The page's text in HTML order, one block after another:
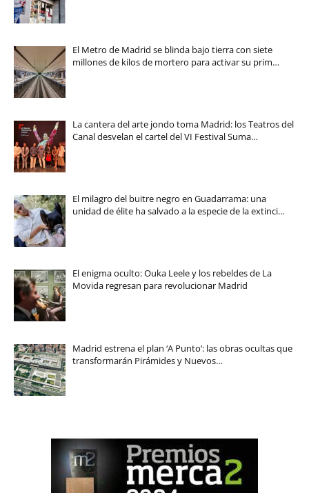
El Metro de Madrid se blinda bajo tierra con siete
millones de kilos de mortero para activar su prim…
La cantera del arte jondo toma Madrid: los Teatros del
Canal desvelan el cartel del VI Festival Suma…
El milagro del buitre negro en Guadarrama: una
unidad de élite ha salvado a la especie de la extinci…
El enigma oculto: Ouka Leele y los rebeldes de La
Movida regresan para revolucionar Madrid
Madrid estrena el plan ‘A Punto’: las obras ocultas que
transformarán Pirámides y Nuevos…